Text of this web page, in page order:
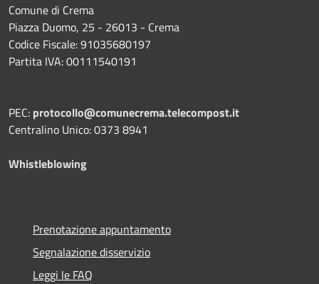
Comune di Crema
Piazza Duomo, 25 - 26013 - Crema
Codice Fiscale: 91035680197
Partita IVA: 00111540191
PEC: protocollo@comunecrema.telecompost.it
Centralino Unico: 0373 8941
Whistleblowing
Prenotazione appuntamento
Segnalazione disservizio
Leggi le FAQ